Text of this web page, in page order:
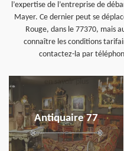
l’expertise de l’entreprise de
Mayer. Ce dernier peut se
Rouge, dans le 77370, mais
connaître les conditions
contactez-la par
Antiquaire 77
en savoir plus